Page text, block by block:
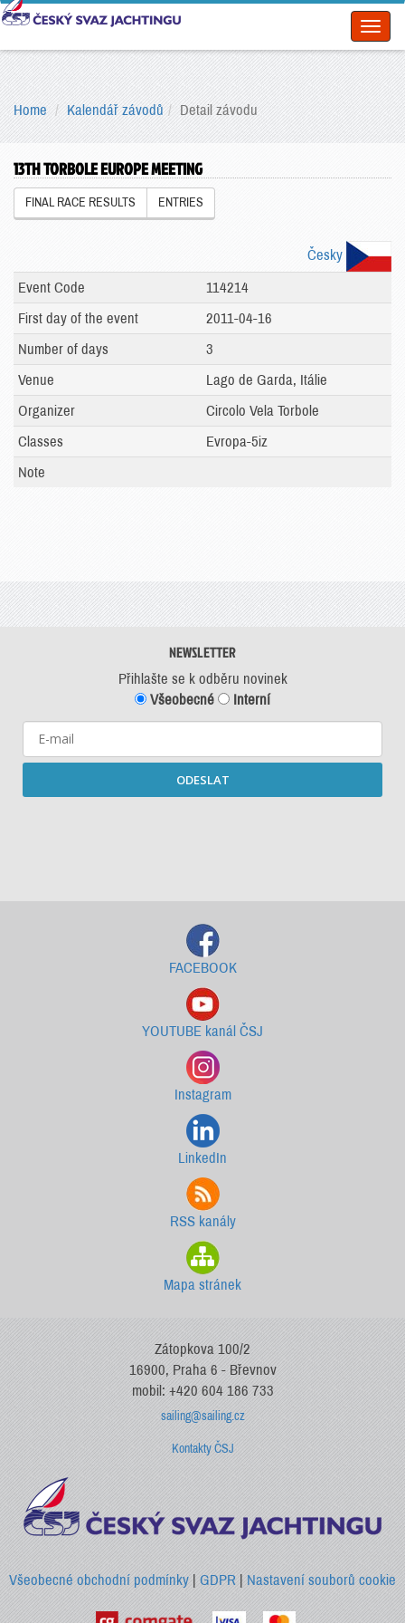
Home Kalendář závodů Detail závodu
13TH TORBOLE EUROPE MEETING
FINAL RACE RESULTS ENTRIES
Česky
Event Code
114214
First day of the event
2011-04-16
Number of days
3
Venue
Lago de Garda, Itálie
Organizer
Circolo Vela Torbole
Classes
Evropa-5iz
Note
NEWSLETTER
Přihlašte se k odběru novinek
Všeobecné
Interní
ODESLAT
FACEBOOK
YOUTUBE kanál ČSJ
Instagram
LinkedIn
RSS kanály
Mapa stránek
Zátopkova 100/2
16900, Praha 6 - Břevnov
mobil: +420 604 186 733
sailing@sailing.cz
Kontakty ČSJ
Všeobecné obchodní podmínky |GDPR Nastavení souborů cookie